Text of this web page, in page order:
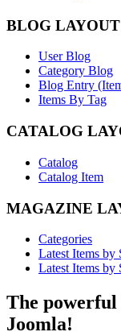
BLOG LAYOUT
User Blog
Category Blog
Blog Entry
Items By Tag
CATALOG
Catalog
Catalog Item
MAGAZINE
Categories
Latest Items by
Latest Items by
The powerful
Joomla!